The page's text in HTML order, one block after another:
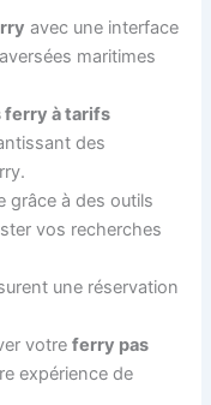
avec une interface
maritimes
ferry à tarifs
des
grâce à des outils
vos recherches
une réservation
votreferry pas
expérience de